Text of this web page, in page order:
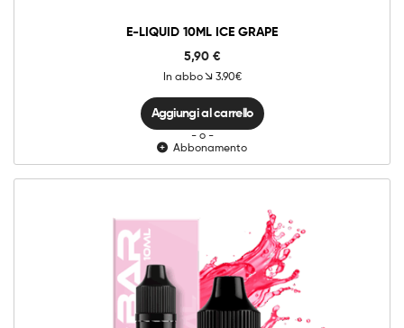
E-LIQUID 10ML ICE GRAPE
5,90 €
In abbo 3.90€
Aggiungi al carrello
- o -
Abbonamento